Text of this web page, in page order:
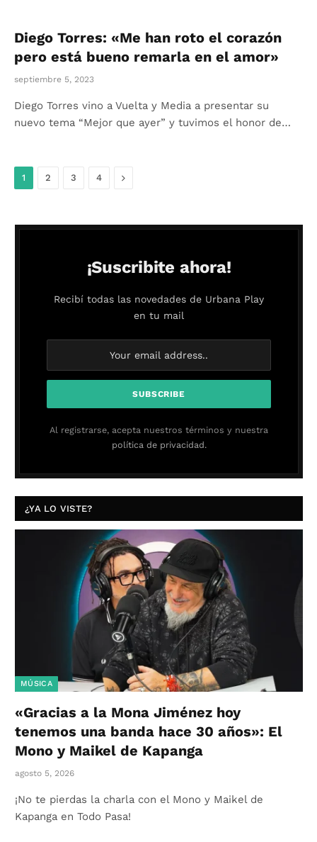
Diego Torres: «Me han roto el corazón
pero está bueno remarla en el amor»
septiembre 5, 2023
Diego Torres vino a Vuelta y Media a presentar su
nuevo tema “Mejor que ayer” y tuvimos el honor de…
1 2 3 4 Siguiente
¡Suscribite ahora!
Recibí todas las novedades de Urbana Play
en tu mail
Al registrarse, acepta nuestros términos y nuestra
política de privacidad.
¿YA LO VISTE?
MÚSICA
«Gracias a la Mona Jiménez hoy
tenemos una banda hace 30 años»: El
Mono y Maikel de Kapanga
agosto 5, 2026
¡No te pierdas la charla con el Mono y Maikel de
Kapanga en Todo Pasa!